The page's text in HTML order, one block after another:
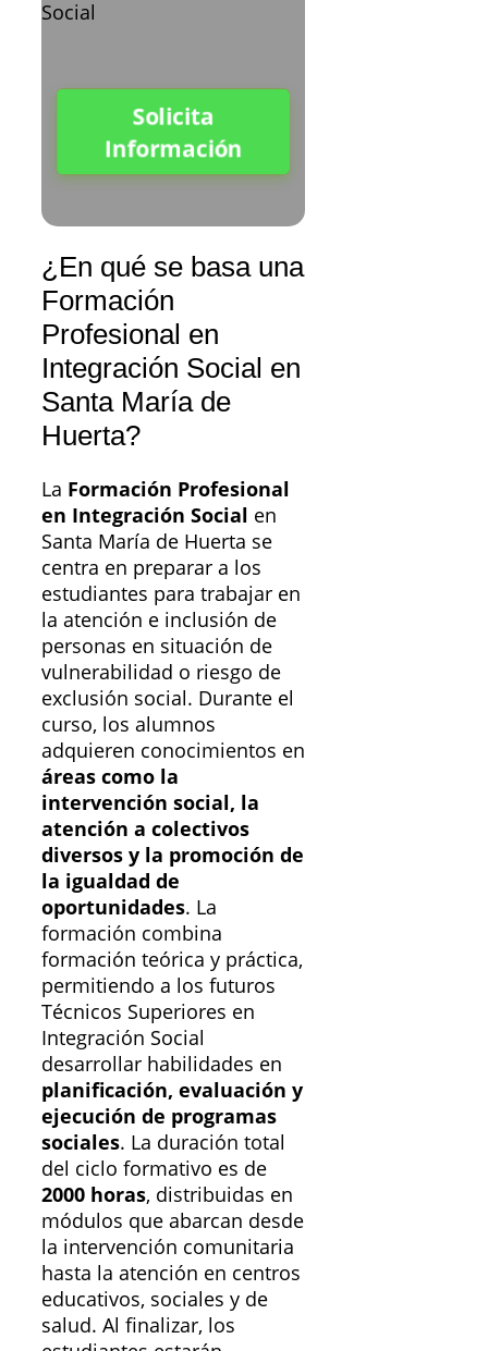
Solicita
Información
¿En qué se basa una
Formación
Profesional en
Integración Social en
Santa María de
Huerta?
La Formación Profesional
en Integración Social en
Santa María de Huerta se
centra en preparar a los
estudiantes para trabajar en
la atención e inclusión de
personas en situación de
vulnerabilidad o riesgo de
exclusión social. Durante el
curso, los alumnos
adquieren conocimientos en
áreas como la
intervención social, la
atención a colectivos
diversos y la promoción de
la igualdad de
oportunidades. La
formación combina
formación teórica y práctica,
permitiendo a los futuros
Técnicos Superiores en
Integración Social
desarrollar habilidades en
planificación, evaluación y
ejecución de programas
sociales. La duración total
del ciclo formativo es de
2000 horas, distribuidas en
módulos que abarcan desde
la intervención comunitaria
hasta la atención en centros
educativos, sociales y de
salud. Al finalizar, los